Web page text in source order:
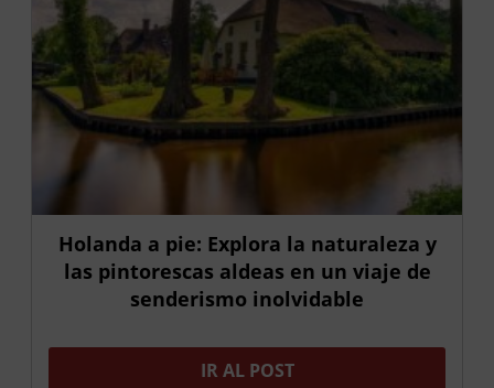
Holanda a pie: Explora la naturaleza y
las pintorescas aldeas en un viaje de
senderismo inolvidable
IR AL POST